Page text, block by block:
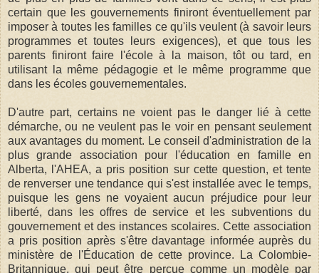
certain que les gouvernements finiront éventuellement par
imposer à toutes les familles ce qu'ils veulent (à savoir leurs
programmes et toutes leurs exigences), et que tous les
parents finiront faire l'école à la maison, tôt ou tard, en
utilisant la même pédagogie et le même programme que
dans les écoles gouvernementales.
D'autre part, certains ne voient pas le danger lié à cette
démarche, ou ne veulent pas le voir en pensant seulement
aux avantages du moment. Le conseil d'administration de la
plus grande association pour l'éducation en famille en
Alberta, l'AHEA, a pris position sur cette question, et tente
de renverser une tendance qui s'est installée avec le temps,
puisque les gens ne voyaient aucun préjudice pour leur
liberté, dans les offres de service et les subventions du
gouvernement et des instances scolaires. Cette association
a pris position après s'être davantage informée auprès du
ministère de l'Éducation de cette province. La Colombie-
Britannique, qui peut être perçue comme un modèle par